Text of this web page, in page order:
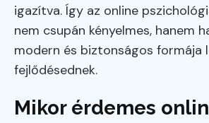
igazítva. Így az online
nem csupán kényelmes, hanem
modern és biztonságos formája
fejlődésednek.
Mikor érdemes